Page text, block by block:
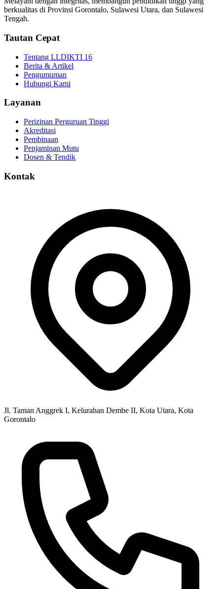
berkualitas di Provinsi Gorontalo, Sulawesi Utara, dan Sulawesi
Tengah.
Tautan Cepat
Tentang LLDIKTI 16
Berita & Artikel
Pengumuman
Hubungi Kami
Layanan
Perizinan Perguruan Tinggi
Akreditasi
Pembinaan
Penjaminan Mutu
Dosen & Tendik
Kontak
Jl. Taman Anggrek I, Kelurahan Dembe II, Kota Utara, Kota
Gorontalo